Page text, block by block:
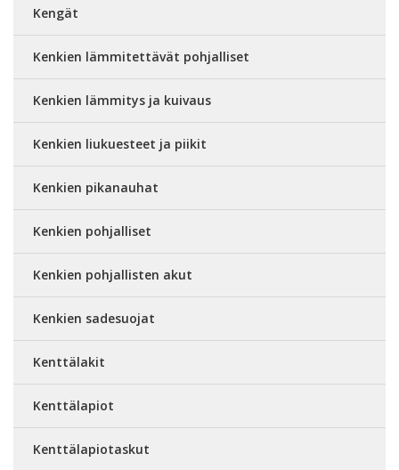
Kengät
Kenkien lämmitettävät pohjalliset
Kenkien lämmitys ja kuivaus
Kenkien liukuesteet ja piikit
Kenkien pikanauhat
Kenkien pohjalliset
Kenkien pohjallisten akut
Kenkien sadesuojat
Kenttälakit
Kenttälapiot
Kenttälapiotaskut